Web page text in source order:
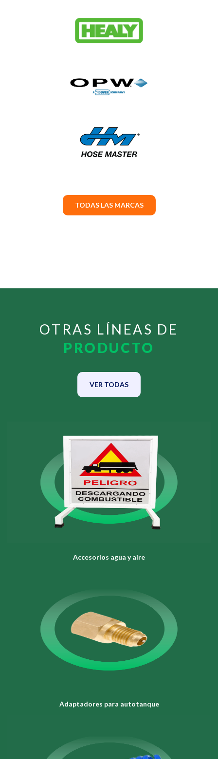
TODAS LAS MARCAS
OTRAS LÍNEAS DE
PRODUCTO
VER TODAS
Accesorios agua y aire
Adaptadores para autotanque